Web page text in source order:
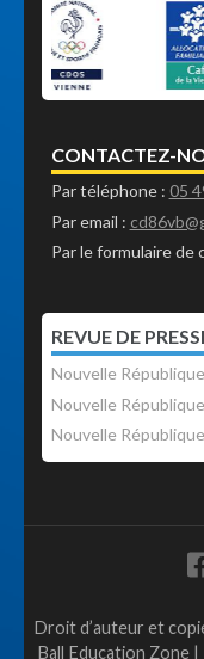
CONTACTEZ-
Par téléphone : 05
Par email :
Par le formulaire de
REVUE DE
Nouvelle
Nouvelle
Nouvelle
Droit d’auteur et
Ball Education Zone